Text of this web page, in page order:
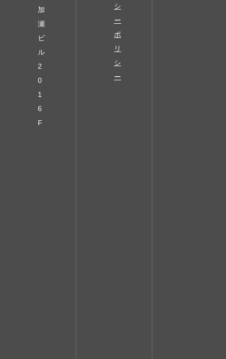
加
瀬
ビ
ル
2
0
1
6
F
シ
ー
ポ
リ
シ
ー